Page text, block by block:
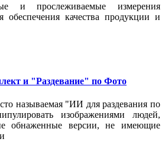
и прослеживаемые измерения
обеспечения качества продукции и
и "Раздевание" по Фото
называемая "ИИ для раздевания по
изображениями людей,
обнаженные версии, не имеющие